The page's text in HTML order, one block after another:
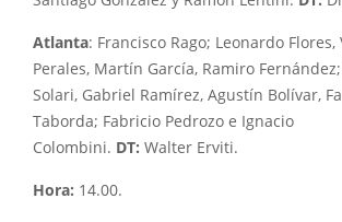
Atlanta: Francisco Rago; Leonardo Flores,
Perales, Martín García, Ramiro
Solari, Gabriel Ramírez, Agustín Bolívar,
Taborda; Fabricio Pedrozo e Ignacio
Colombini. DT: Walter Erviti.
Hora: 14.00.